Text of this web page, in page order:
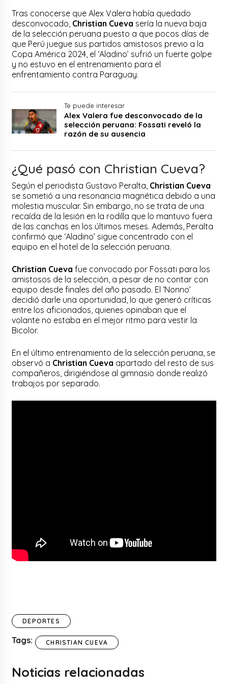
Tras conocerse que Alex Valera había quedado
desconvocado, Christian Cueva sería la nueva baja
de la selección peruana puesto a que pocos días de
que Perú juegue sus partidos amistosos previo a la
Copa América 2024, el ‘Aladino’ sufrió un fuerte golpe
y no estuvo en el entrenamiento para el
enfrentamiento contra Paraguay.
Te puede interesar
Alex Valera fue desconvocado de la
selección peruana: Fossati reveló la
razón de su ausencia
¿Qué pasó con Christian Cueva?
Según el periodista Gustavo Peralta, Christian Cueva
se sometió a una resonancia magnética debido a una
molestia muscular. Sin embargo, no se trata de una
recaída de la lesión en la rodilla que lo mantuvo fuera
de las canchas en los últimos meses. Además, Peralta
confirmó que ‘Aladino’ sigue concentrado con el
equipo en el hotel de la selección peruana.
Christian Cueva fue convocado por Fossati para los
amistosos de la selección, a pesar de no contar con
equipo desde finales del año pasado. El ‘Nonno’
decidió darle una oportunidad, lo que generó críticas
entre los aficionados, quienes opinaban que el
volante no estaba en el mejor ritmo para vestir la
Bicolor.
En el último entrenamiento de la selección peruana, se
observó a Christian Cueva apartado del resto de sus
compañeros, dirigiéndose al gimnasio donde realizó
trabajos por separado.
DEPORTES
Tags: CHRISTIAN CUEVA
Noticias relacionadas